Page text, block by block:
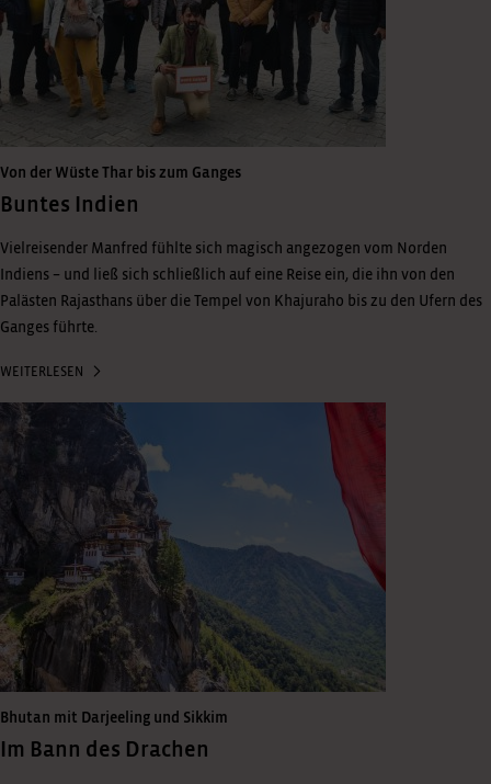
Von der Wüste Thar bis zum Ganges
Buntes Indien
Vielreisender Manfred fühlte sich magisch angezogen vom Norden
Indiens – und ließ sich schließlich auf eine Reise ein, die ihn von den
Palästen Rajasthans über die Tempel von Khajuraho bis zu den Ufern des
Ganges führte.
WEITERLESEN
Bhutan mit Darjeeling und Sikkim
Im Bann des Drachen